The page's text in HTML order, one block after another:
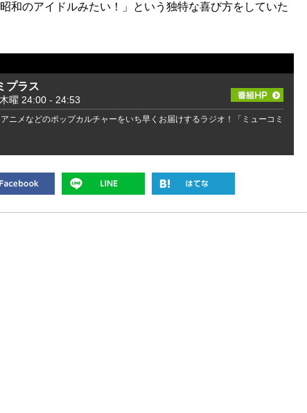
和のアイドルみたい！」という独特な喜び方をしていた
プラス
曜 24:00 - 24:53
ニメなどのポップカルチャーをいち早くお届けするラジオ！「ミューコミ